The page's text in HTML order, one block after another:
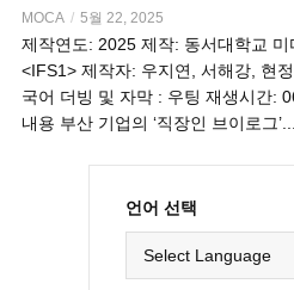
MOCA 5월 22, 2025
제작연도: 2025 제작: 동서대학교
<IFS1> 제작자: 우지연, 서해강, 현
국어 더빙 및 자막 : 우팅 재생시간:
내용 부산 기업의 ‘직장인 브이로그’...
언어 선택